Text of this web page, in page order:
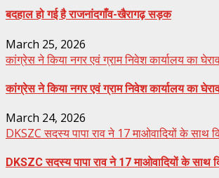
बदहाल हो गई है राजनांदगाँव-खैरागढ़ सड़क
March 25, 2026
कांग्रेस ने किया नगर एवं ग्राम निवेश कार्यालय का
कांग्रेस ने किया नगर एवं ग्राम निवेश कार्यालय का
March 24, 2026
DKSZC सदस्य पापा राव ने 17 माओवादियों के साथ
DKSZC सदस्य पापा राव ने 17 माओवादियों के साथ